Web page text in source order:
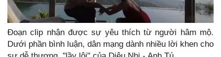
Đoạn clip nhận được sự yêu thích từ người hâm mộ.
Dưới phần bình luận, dân mạng dành nhiều lời khen cho